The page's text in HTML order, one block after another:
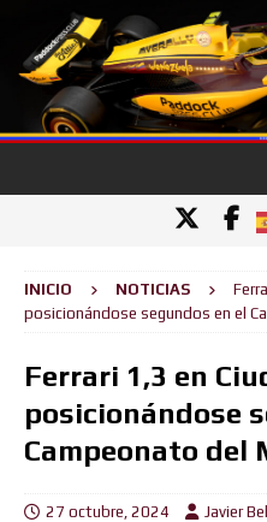
INICIO NOTICIAS
posicionándose segundos en el
Ferrari 1,3 en
posicionándose
Campeonato del
27 octubre, 2024 Javier